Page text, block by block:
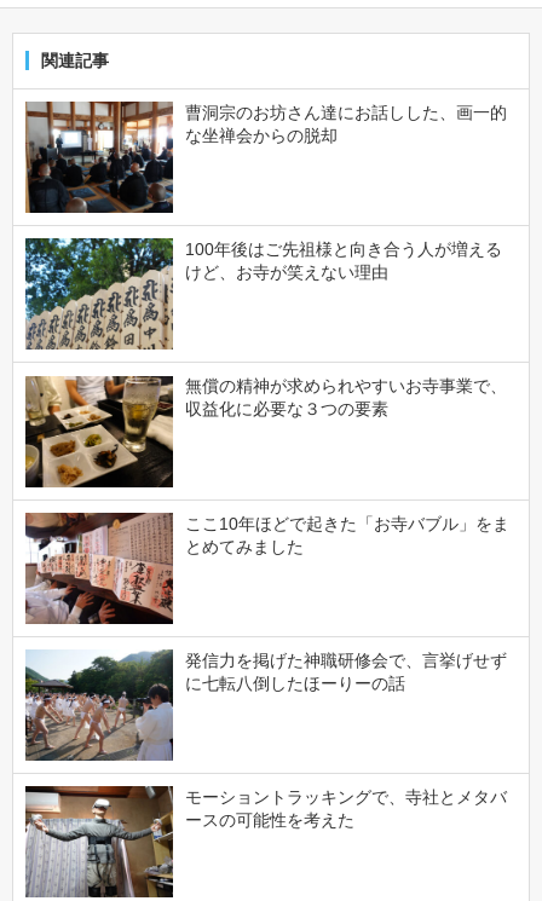
関連記事
曹洞宗のお坊さん達にお話しした、画一的
な坐禅会からの脱却
100年後はご先祖様と向き合う人が増える
けど、お寺が笑えない理由
無償の精神が求められやすいお寺事業で、
収益化に必要な３つの要素
ここ10年ほどで起きた「お寺バブル」をま
とめてみました
発信力を掲げた神職研修会で、言挙げせず
に七転八倒したほーりーの話
モーショントラッキングで、寺社とメタバ
ースの可能性を考えた